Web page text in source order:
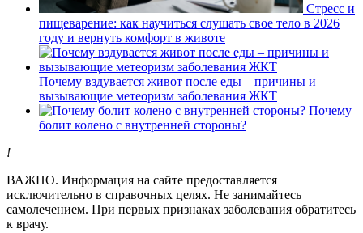
Стресс и
пищеварение: как научиться слушать свое тело в 2026
году и вернуть комфорт в животе
Почему вздувается живот после еды – причины и
вызывающие метеоризм заболевания ЖКТ
Почему
болит колено с внутренней стороны?
!
ВАЖНО. Информация на сайте предоставляется
исключительно в справочных целях. Не занимайтесь
самолечением. При первых признаках заболевания обратитесь
к врачу.